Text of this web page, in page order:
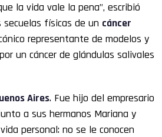
la vida vale la pena”, escribió
físicas de un cáncer
representante de modelos y
un cáncer de glándulas salivales
Aires. Fue hijo del empresario
a sus hermanos Mariana y
personal: no se le conocen